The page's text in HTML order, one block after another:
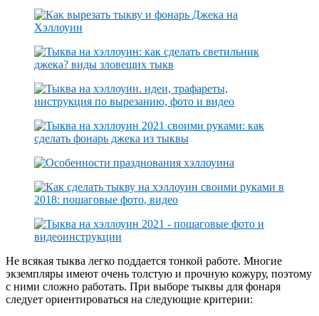
Не всякая тыква легко поддается тонкой работе. Многие
экземпляры имеют очень толстую и прочную кожуру, поэтому
с ними сложно работать. При выборе тыквы для фонаря
следует ориентироваться на следующие критерии: